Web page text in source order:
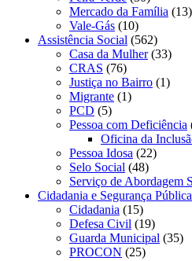
Mercado da Família (13)
Vale-Gás (10)
Assistência Social (562)
Casa da Mulher(33)
CRAS (76)
Justiça no Bairro (1)
Migrante (1)
PCD (5)
Pessoa com Deficiência
Oficina da
Pessoa Idosa (22)
Selo Social (48)
Serviço de Abordagem
Cidadania e Segurança Pública
Cidadania (15)
Defesa Civil (19)
Guarda Municipal (35)
PROCON (25)